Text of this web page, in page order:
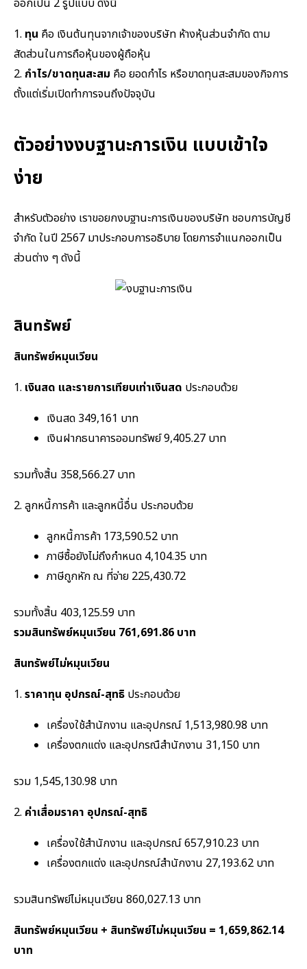
ออกเป็น 2 รูปแบบ ดังนี้
1. ทุน คือ เงินต้นทุนจากเจ้าของบริษัท ห้างหุ้นส่วนจำกัด ตาม
สัดส่วนในการถือหุ้นของผู้ถือหุ้น
2. กำไร/ขาดทุนสะสม คือ ยอดกำไร หรือขาดทุนสะสมของกิจการ
ตั้งแต่เริ่มเปิดทำการจนถึงปัจจุบัน
ตัวอย่างงบฐานะการเงิน แบบเข้าใจ
ง่าย
สำหรับตัวอย่าง เราขอยกงบฐานะการเงินของบริษัท ชอบการบัญชี
จำกัด ในปี 2567 มาประกอบการอธิบาย โดยการจำแนกออกเป็น
ส่วนต่าง ๆ ดังนี้
สินทรัพย์
สินทรัพย์หมุนเวียน
1. เงินสด และรายการเทียบเท่าเงินสด ประกอบด้วย
เงินสด 349,161 บาท
เงินฝากธนาคารออมทรัพย์ 9,405.27 บาท
รวมทั้งสิ้น 358,566.27 บาท
2. ลูกหนี้การค้า และลูกหนี้อื่น ประกอบด้วย
ลูกหนี้การค้า 173,590.52 บาท
ภาษีซื้อยังไม่ถึงกำหนด 4,104.35 บาท
ภาษีถูกหัก ณ ที่จ่าย 225,430.72
รวมทั้งสิ้น 403,125.59 บาท
รวมสินทรัพย์หมุนเวียน 761,691.86 บาท
สินทรัพย์ไม่หมุนเวียน
1. ราคาทุน อุปกรณ์-สุทธิ ประกอบด้วย
เครื่องใช้สำนักงาน และอุปกรณ์ 1,513,980.98 บาท
เครื่องตกแต่ง และอุปกรณืสำนักงาน 31,150 บาท
รวม 1,545,130.98 บาท
2. ค่าเสื่อมราคา อุปกรณ์-สุทธิ
เครื่องใช้สำนักงาน และอุปกรณ์ 657,910.23 บาท
เครื่องตกแต่ง และอุปกรณ์สำนักงาน 27,193.62 บาท
รวมสินทรัพย์ไม่หมุนเวียน 860,027.13 บาท
สินทรัพย์หมุนเวียน + สินทรัพย์ไม่หมุนเวียน = 1,659,862.14
บาท